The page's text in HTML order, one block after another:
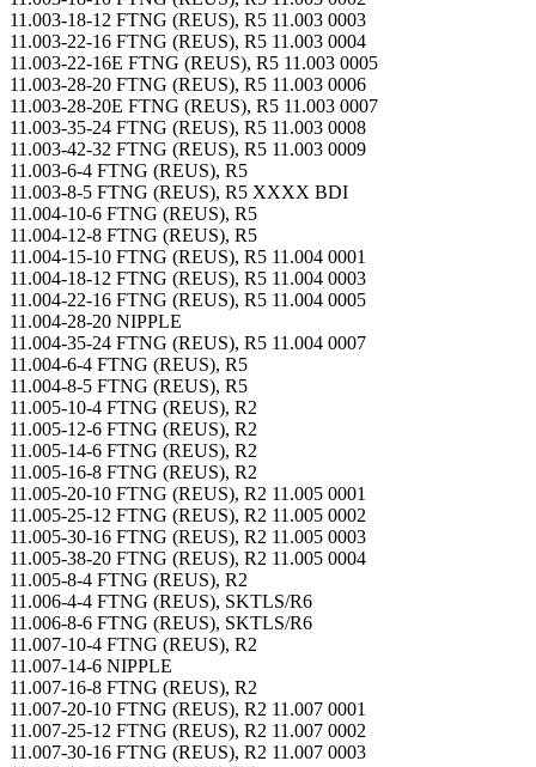
11.003-18-12 FTNG (REUS), R5 11.003 0003
11.003-22-16 FTNG (REUS), R5 11.003 0004
11.003-22-16E FTNG (REUS), R5 11.003 0005
11.003-28-20 FTNG (REUS), R5 11.003 0006
11.003-28-20E FTNG (REUS), R5 11.003 0007
11.003-35-24 FTNG (REUS), R5 11.003 0008
11.003-42-32 FTNG (REUS), R5 11.003 0009
11.003-6-4 FTNG (REUS), R5
11.003-8-5 FTNG (REUS), R5 XXXX BDI
11.004-10-6 FTNG (REUS), R5
11.004-12-8 FTNG (REUS), R5
11.004-15-10 FTNG (REUS), R5 11.004 0001
11.004-18-12 FTNG (REUS), R5 11.004 0003
11.004-22-16 FTNG (REUS), R5 11.004 0005
11.004-28-20 NIPPLE
11.004-35-24 FTNG (REUS), R5 11.004 0007
11.004-6-4 FTNG (REUS), R5
11.004-8-5 FTNG (REUS), R5
11.005-10-4 FTNG (REUS), R2
11.005-12-6 FTNG (REUS), R2
11.005-14-6 FTNG (REUS), R2
11.005-16-8 FTNG (REUS), R2
11.005-20-10 FTNG (REUS), R2 11.005 0001
11.005-25-12 FTNG (REUS), R2 11.005 0002
11.005-30-16 FTNG (REUS), R2 11.005 0003
11.005-38-20 FTNG (REUS), R2 11.005 0004
11.005-8-4 FTNG (REUS), R2
11.006-4-4 FTNG (REUS), SKTLS/R6
11.006-8-6 FTNG (REUS), SKTLS/R6
11.007-10-4 FTNG (REUS), R2
11.007-14-6 NIPPLE
11.007-16-8 FTNG (REUS), R2
11.007-20-10 FTNG (REUS), R2 11.007 0001
11.007-25-12 FTNG (REUS), R2 11.007 0002
11.007-30-16 FTNG (REUS), R2 11.007 0003